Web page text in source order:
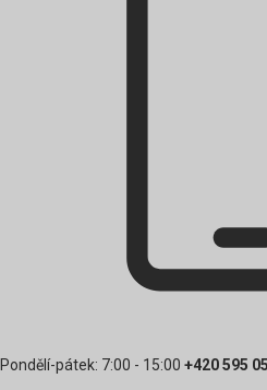
Pondělí-pátek: 7:00 - 15:00 +420 595